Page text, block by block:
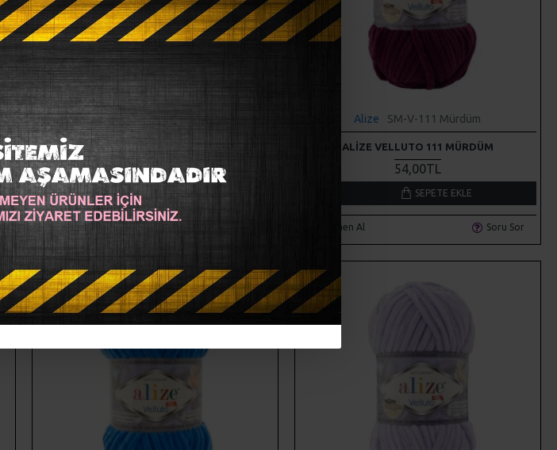
Alize SM-V-11-Fıstık-Yeşili
ALIZE VELLUTO 11 FISTIK YEŞILI
54,00TL
Alize SM-V-111 Mürdüm
ALIZE VELLUTO 111 MÜRDÜM
54,00TL
SEPETE EKLE
Hemen Al Soru Sor